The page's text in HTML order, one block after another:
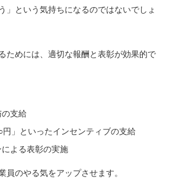
」という気持ちになるのではないでしょ
ためには、適切な報酬と表彰が効果的で
支給
円」といったインセンティブの支給
よる表彰の実施
員のやる気をアップさせます。